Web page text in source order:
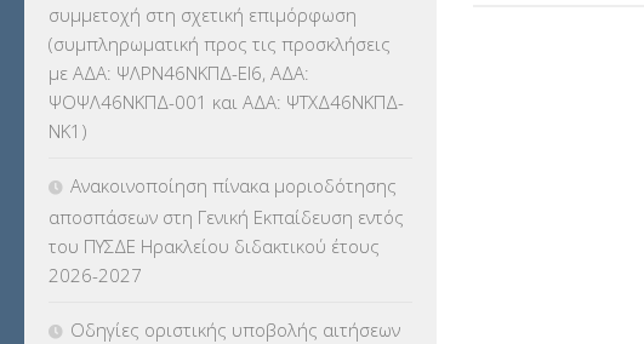
συμμετοχή στη σχετική επιμόρφωση
(συμπληρωματική προς τις προσκλήσεις
με ΑΔΑ: ΨΛΡΝ46ΝΚΠΔ-ΕΙ6, ΑΔΑ:
ΨΟΨΛ46ΝΚΠΔ-001 και ΑΔΑ: ΨΤΧΔ46ΝΚΠΔ-
ΝΚ1)
Ανακοινοποίηση πίνακα μοριοδότησης
αποσπάσεων στη Γενική Εκπαίδευση εντός
του ΠΥΣΔΕ Ηρακλείου διδακτικού έτους
2026-2027
Οδηγίες οριστικής υποβολής αιτήσεων